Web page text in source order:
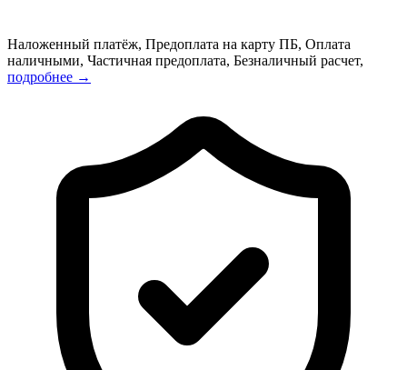
Наложенный платёж, Предоплата на карту ПБ, Оплата
наличными, Частичная предоплата, Безналичный расчет,
подробнее →